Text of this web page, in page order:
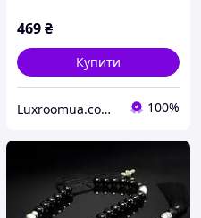
469₴
Купити
Luxroomua.com.ua 100%